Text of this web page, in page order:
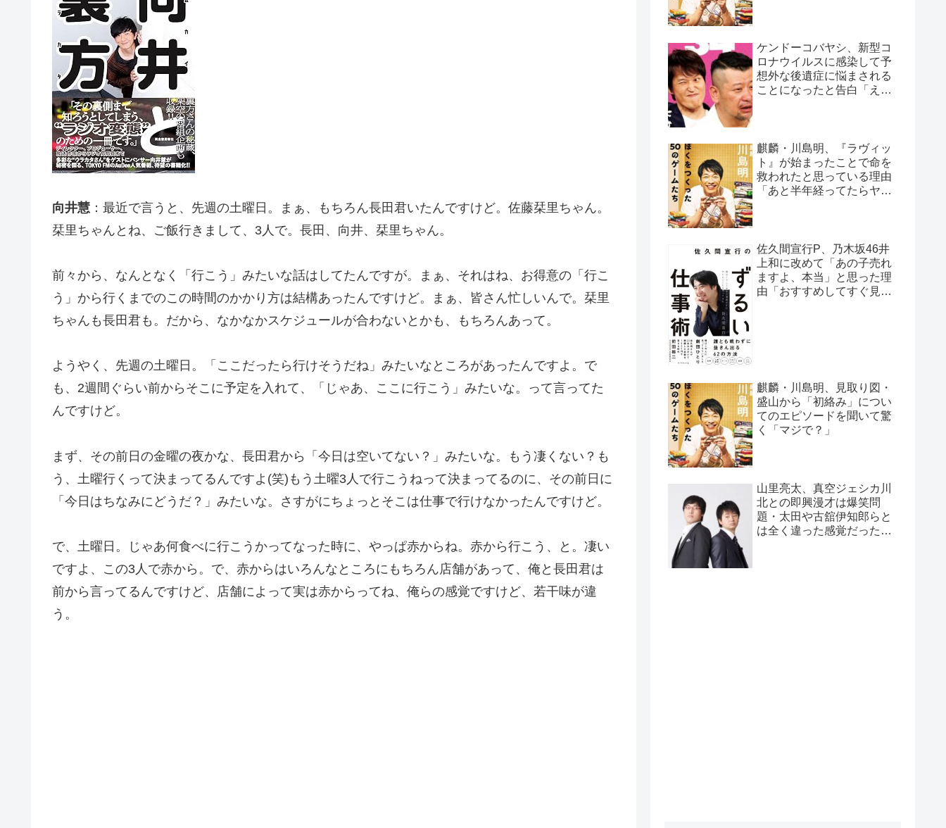
向井慧 ：最近で言うと、先週の土曜日。まぁ、もちろん長田君いたんですけど。佐藤栞里ちゃん。
栞里ちゃんとね、ご飯行きまして、3人で。長田、向井、栞里ちゃん。
前々から、なんとなく「行こう」みたいな話はしてたんですが。まぁ、それはね、お得意の「行こ
う」から行くまでのこの時間のかかり方は結構あったんですけど。まぁ、皆さん忙しいんで。栞里
ちゃんも長田君も。だから、なかなかスケジュールが合わないとかも、もちろんあって。
ようやく、先週の土曜日。「ここだったら行けそうだね」みたいなところがあったんですよ。で
も、2週間ぐらい前からそこに予定を入れて、「じゃあ、ここに行こう」みたいな。って言ってた
んですけど。
まず、その前日の金曜の夜かな、長田君から「今日は空いてない？」みたいな。もう凄くない？も
う、土曜行くって決まってるんですよ(笑)もう土曜3人で行こうねって決まってるのに、その前日に
「今日はちなみにどうだ？」みたいな。さすがにちょっとそこは仕事で行けなかったんですけど。
で、土曜日。じゃあ何食べに行こうかってなった時に、やっぱ赤からね。赤から行こう、と。凄い
ですよ、この3人で赤から。で、赤からはいろんなところにもちろん店舗があって、俺と長田君は
前から言ってるんですけど、店舗によって実は赤からってね、俺らの感覚ですけど、若干味が違
う。
ケンドーコバヤシ、新型コ
ロナウイルスに感染して予
想外な後遺症に悩まされる
ことになったと告白「えげ
麒麟・川島明、『ラヴィッ
ト』が始まったことで命を
救われたと思っている理由
「あと半年経ってたらヤバ
佐久間宣行P、乃木坂46井
上和に改めて「あの子売れ
ますよ、本当」と思った理
由「おすすめしてすぐ見て
麒麟・川島明、見取り図・
盛山から「初絡み」につい
てのエピソードを聞いて驚
く「マジで？」
山里亮太、真空ジェシカ川
北との即興漫才は爆笑問
題・太田や古舘伊知郎らと
は全く違った感覚だったと